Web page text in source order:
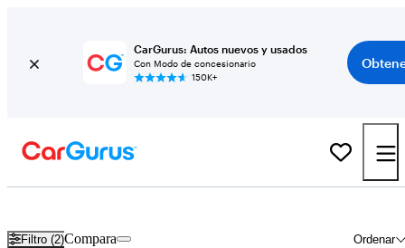
CarGurus: Autos nuevos y usados
Con Modo de concesionario
150K+
Filtro (2) Ordenar
Compara